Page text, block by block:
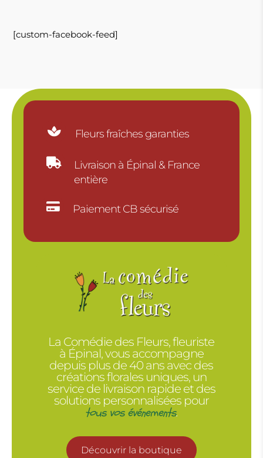
[custom-facebook-feed]
 Fleurs fraîches garanties

Livraison à Épinal & France
entière
 Paiement CB sécurisé
La Comédie des Fleurs, fleuriste
à Épinal, vous accompagne
depuis plus de 40 ans avec des
créations florales uniques, un
service de livraison rapide et des
solutions personnalisées pour
tous vos événements.
Découvrir la boutique